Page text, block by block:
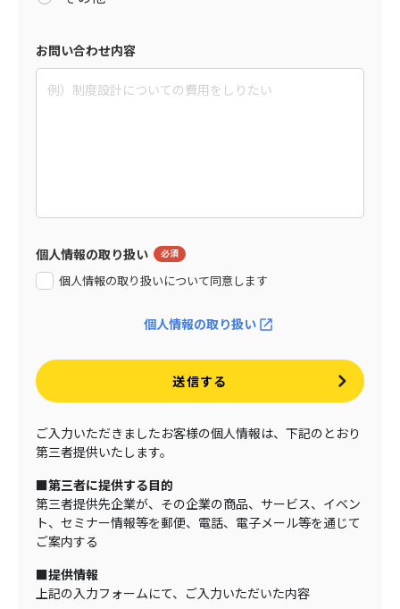
お問い合わせ内容
個人情報の取り扱い
個人情報の取り扱いについて同意します
個人情報の取り扱い
送信する
ご入力いただきましたお客様の個人情報は、下記のとおり
第三者提供いたします。
■第三者に提供する目的
第三者提供先企業が、その企業の商品、サービス、イベン
ト、セミナー情報等を郵便、電話、電子メール等を通じて
ご案内する
■提供情報
上記の入力フォームにて、ご入力いただいた内容